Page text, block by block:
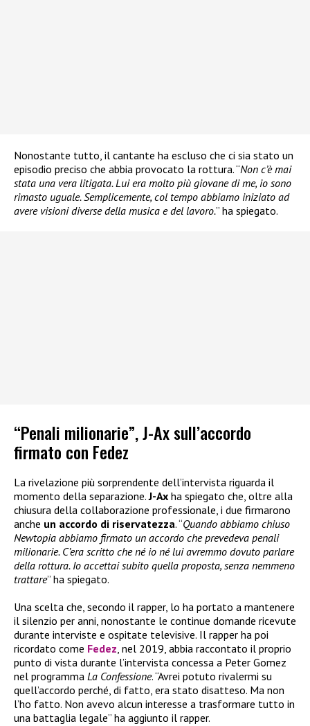
Nonostante tutto, il cantante ha escluso che ci sia stato un
episodio preciso che abbia provocato la rottura. “Non c’è mai
stata una vera litigata. Lui era molto più giovane di me, io sono
rimasto uguale. Semplicemente, col tempo abbiamo iniziato ad
avere visioni diverse della musica e del lavoro.” ha spiegato.
“Penali milionarie”, J-Ax sull’accordo
firmato con Fedez
La rivelazione più sorprendente dell’intervista riguarda il
momento della separazione.J-Ax ha spiegato che, oltre alla
chiusura della collaborazione professionale, i due firmarono
anche un accordo di riservatezza. “Quando abbiamo chiuso
Newtopia abbiamo firmato un accordo che prevedeva penali
milionarie. C’era scritto che né io né lui avremmo dovuto parlare
della rottura. Io accettai subito quella proposta, senza nemmeno
trattare” ha spiegato.
Una scelta che, secondo il rapper, lo ha portato a mantenere
il silenzio per anni, nonostante le continue domande ricevute
durante interviste e ospitate televisive. Il rapper ha poi
ricordato come Fedez, nel 2019, abbia raccontato il proprio
punto di vista durante l’intervista concessa a Peter Gomez
nel programma La Confessione. “Avrei potuto rivalermi su
quell’accordo perché, di fatto, era stato disatteso. Ma non
l’ho fatto. Non avevo alcun interesse a trasformare tutto in
una battaglia legale” ha aggiunto il rapper.